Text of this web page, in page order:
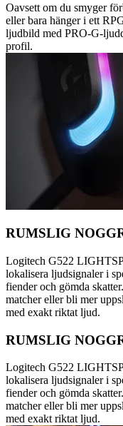
Oavsett om du smyger
eller bara hänger i ett
ljudbild med PRO-G-
profil.
RUMSLIG
Logitech G522
lokalisera ljudsignaler i
fiender och gömda
matcher eller bli mer
med exakt riktat ljud.
RUMSLIG
Logitech G522
lokalisera ljudsignaler i
fiender och gömda
matcher eller bli mer
med exakt riktat ljud.